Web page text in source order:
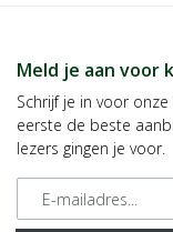
Meld je aan voor
Schrijf je in voor
eerste de beste
lezers gingen je voor.
E-mailadres